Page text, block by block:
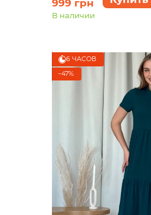
999 грн
В наличии
6 ЧАСОВ
−47%